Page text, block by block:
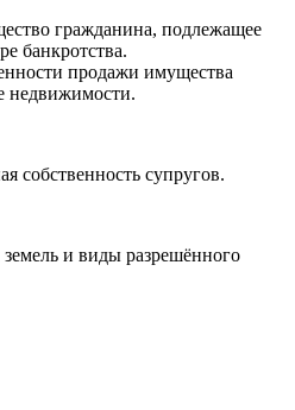
гражданина, подлежащее
банкротства.
продажи имущества
недвижимости.
собственность супругов.
и виды разрешённого